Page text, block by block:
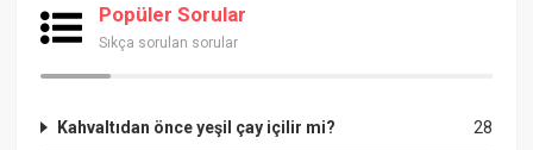
Popüler Sorular
Sıkça sorulan sorular
28
Kahvaltıdan önce yeşil çay içilir mi?